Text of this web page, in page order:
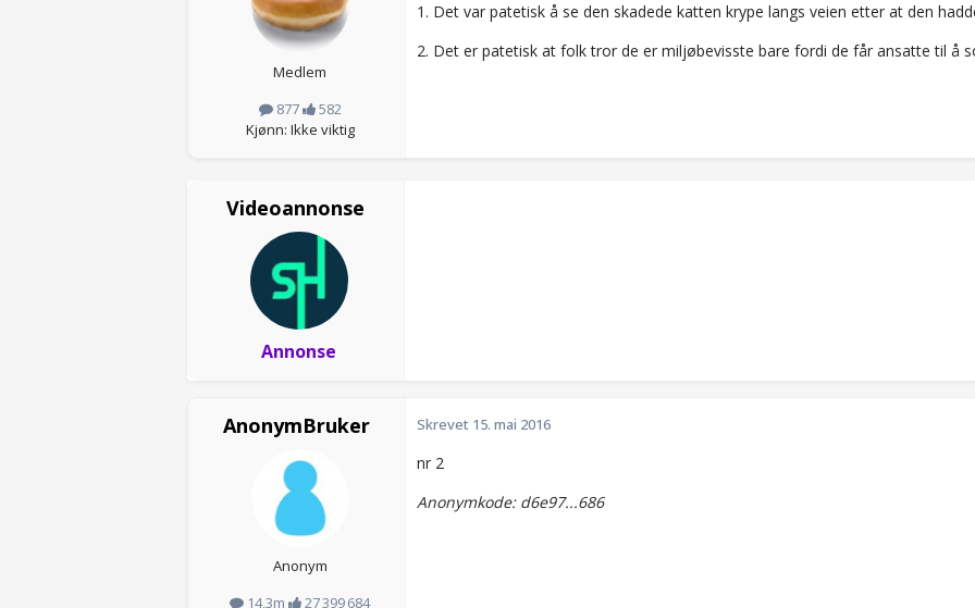
Medlem
877
582
Kjønn: Ikke viktig
1. Det var patetisk å se den skadede katten krype langs veien etter at den
2. Det er patetisk at folk tror de er miljøbevisste bare fordi de får ansatte til å
Videoannonse
Annonse
AnonymBruker
Anonym
14,3m
27 399 684
Skrevet 15. mai 2016
nr 2
Anonymkode: d6e97...686